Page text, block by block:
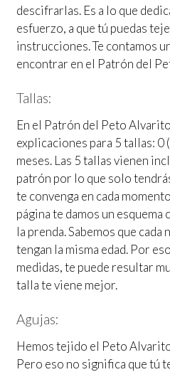
descifrarlas. Es a lo que
esfuerzo, a que tú puedas
instrucciones. Te contamos
encontrar en el Patrón del
Tallas:
En el Patrón del Peto
explicaciones para 5 tallas:
meses. Las 5 tallas vienen
patrón por lo que solo
te convenga en cada
página te damos un esquema
la prenda. Sabemos que
tengan la misma edad. Por
medidas, te puede resultar
talla te viene mejor.
Agujas:
Hemos tejido el Peto Alvarito
Pero eso no significa que tú